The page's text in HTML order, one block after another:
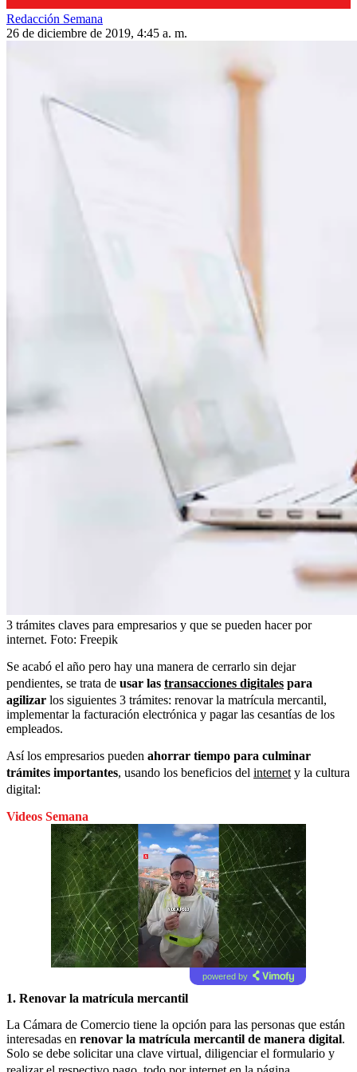
Redacción Semana
26 de diciembre de 2019, 4:45 a. m.
3 trámites claves para empresarios y que se pueden hacer por
internet. Foto: Freepik
Se acabó el año pero hay una manera de cerrarlo sin dejar
pendientes, se trata de usar las transacciones digitales para
agilizar los siguientes 3 trámites: renovar la matrícula mercantil,
implementar la facturación electrónica y pagar las cesantías de los
empleados.
Así los empresarios pueden ahorrar tiempo para culminar
trámites importantes, usando los beneficios del internet y la cultura
digital:
Videos Semana
powered by
1. Renovar la matrícula mercantil
La Cámara de Comercio tiene la opción para las personas que están
interesadas en renovar la matrícula mercantil de manera digital.
Solo se debe solicitar una clave virtual, diligenciar el formulario y